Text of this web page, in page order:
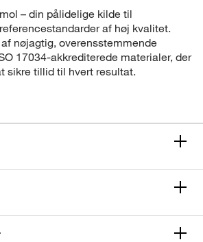
– din pålidelige kilde til
af høj kvalitet.
nøjagtig, overensstemmende
17034-akkrediterede materialer, der
sikre tillid til hvert resultat.